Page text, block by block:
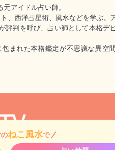
アイドル占い師。
、西洋占星術、風水などを学ぶ。
判を呼び、占い師として本格デビ
まれた本格鑑定が不思議な異空
のねこ風水で